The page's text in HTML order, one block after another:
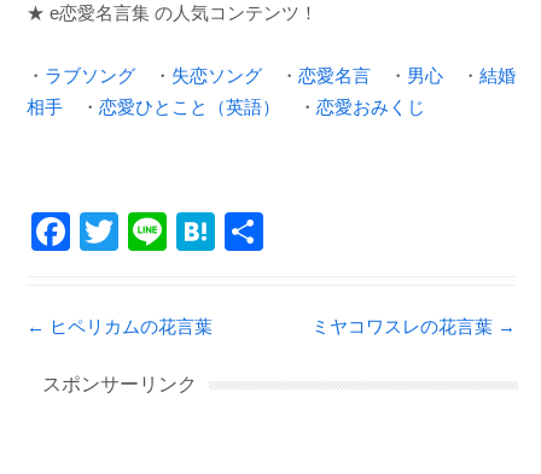
★ e恋愛名言集 の人気コンテンツ！
・ ラブソング ・ 失恋ソング ・ 恋愛名言 ・ 男心 ・ 結婚
相手 ・ 恋愛ひとこと（英語） ・ 恋愛おみくじ
F
c
b
T
tt
er
Li
e
H
Post navigation
← ヒペリカムの花言葉 ミヤコワスレの花言葉 →
スポンサーリンク